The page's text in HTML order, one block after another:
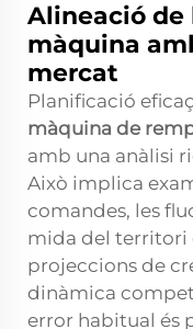
Alineació de
màquina
mercat
Planificació
màquina de
amb una anàlisi
Això implica
comandes, les
mida del territori
projeccions de
dinàmica
error habitual és